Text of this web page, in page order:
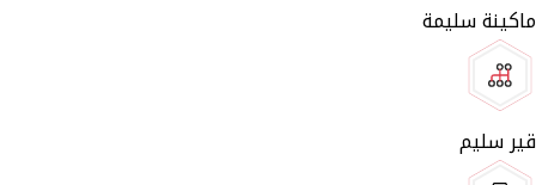
ماكينة سليمة
قير سليم